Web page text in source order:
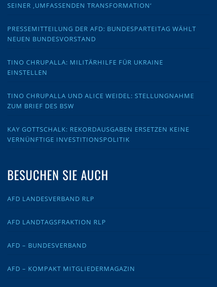
SEINER ‚UMFASSENDEN TRANSFORMATION‘
PRESSEMITTEILUNG DER AFD: BUNDESPARTEITAG WÄHLT
NEUEN BUNDESVORSTAND
TINO CHRUPALLA: MILITÄRHILFE FÜR UKRAINE
EINSTELLEN
TINO CHRUPALLA UND ALICE WEIDEL: STELLUNGNAHME
ZUM BRIEF DES BSW
KAY GOTTSCHALK: REKORDAUSGABEN ERSETZEN KEINE
VERNÜNFTIGE INVESTITIONSPOLITIK
BESUCHEN SIE AUCH
AFD LANDESVERBAND RLP
AFD LANDTAGSFRAKTION RLP
AFD – BUNDESVERBAND
AFD – KOMPAKT MITGLIEDERMAGAZIN